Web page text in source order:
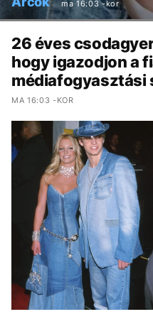
ma 16:03 -kor
26 éves
hogy igazodjon a
médiafogyasztási
MA 16:03 -KOR